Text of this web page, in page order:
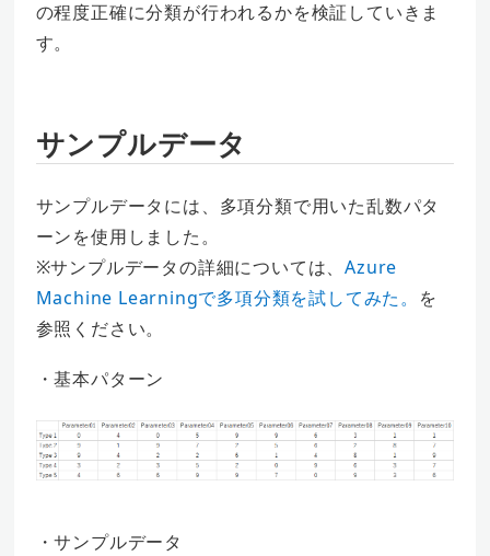
の程度正確に分類が行われるかを検証していきま
す。
サンプルデータ
サンプルデータには、多項分類で用いた乱数パタ
ーンを使用しました。
※サンプルデータの詳細については、Azure
Machine Learningで多項分類を試してみた。 を
参照ください。
・基本パターン
・サンプルデータ